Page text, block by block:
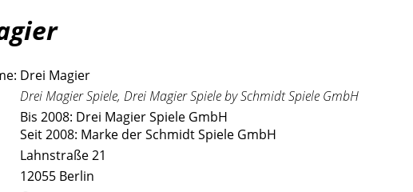
Drei Magier
Drei Magier Spiele, Drei Magier Spiele by Schmidt Spiele GmbH
Bis 2008: Drei Magier Spiele GmbH
Seit 2008: Marke der Schmidt Spiele GmbH
Lahnstraße 21
12055 Berlin